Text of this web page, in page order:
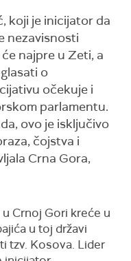
koji je inicijator da
nezavisnosti
najpre u Zeti, a
o
očekuje i
parlamentu.
ovo je isključivo
čojstva i
Crna Gora,
Crnoj Gori kreće u
u toj državi
tzv. Kosova. Lider